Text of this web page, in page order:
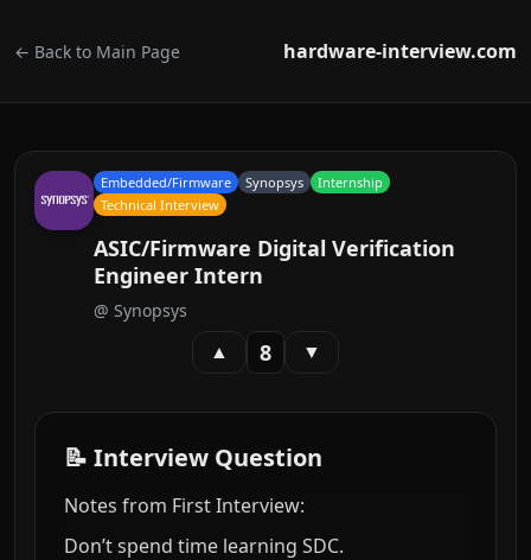
← Back to Main Page hardware-interview.com
Embedded/Firmware Synopsys
Internship
Technical Interview
ASIC/Firmware Digital Verification
Engineer Intern
@ Synopsys
▲ 8 ▼
📝 Interview Question
Notes from First Interview:
Don’t spend time learning SDC.